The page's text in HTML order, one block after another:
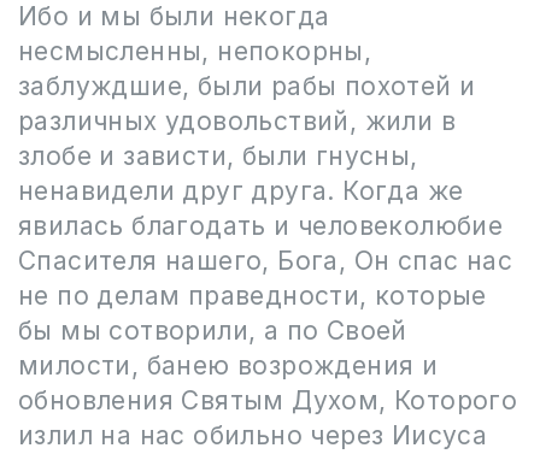
Ибо и мы были некогда
несмысленны, непокорны,
заблуждшие, были рабы похотей и
различных удовольствий, жили в
злобе и зависти, были гнусны,
ненавидели друг друга. Когда же
явилась благодать и человеколюбие
Спасителя нашего, Бога, Он спас нас
не по делам праведности, которые
бы мы сотворили, а по Своей
милости, банею возрождения и
обновления Святым Духом, Которого
излил на нас обильно через Иисуса